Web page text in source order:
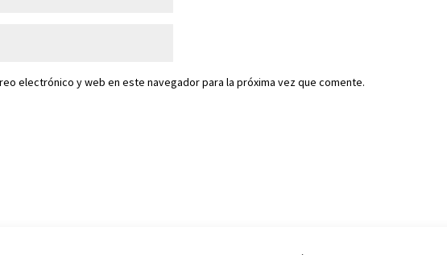
electrónico y web en este navegador para la próxima vez que comente.